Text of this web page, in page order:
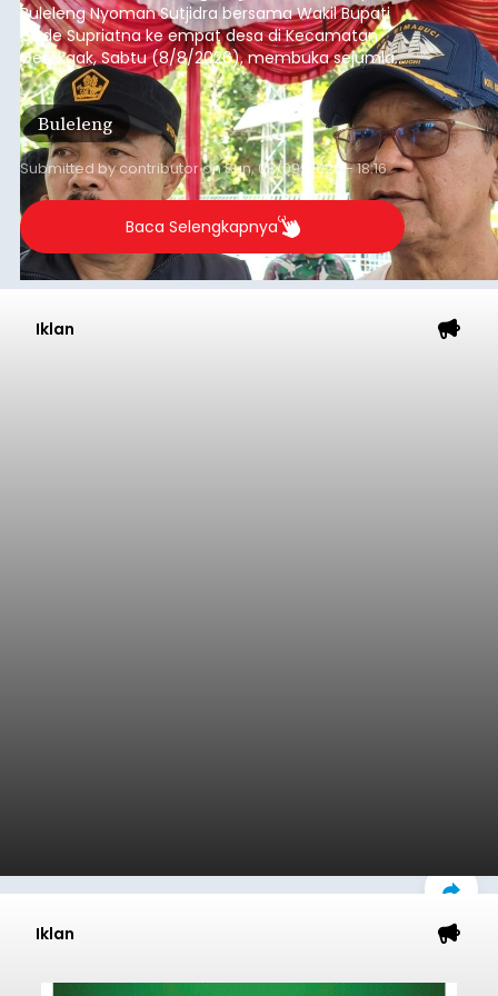
Buleleng Nyoman Sutjidra bersama Wakil Bupati
Gede Supriatna ke empat desa di Kecamatan
Gerokgak, Sabtu (8/8/2026), membuka sejumlah
persoalan yang masih dihadapi masyarakat. Dari
jalan desa yang rusak hingga potensi pertanian
yang belum optimal, semuanya menjadi
perhatian pemerintah daerah.
Buleleng
Submitted bycontributoronSun, 08/09/2026 - 18:16
Baca Selengkapnya
Iklan
Iklan